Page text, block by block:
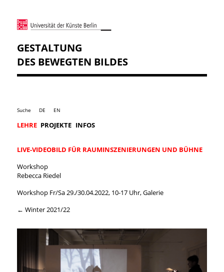
GESTALTUNG
DES BEWEGTEN BILDES
Suche DE EN
LEHRE PROJEKTE INFOS
LIVE-VIDEOBILD FÜR RAUMINSZENIERUNGEN UND BÜHNE
Workshop
Rebecca Riedel
Workshop Fr/Sa 29./30.04.2022, 10-17 Uhr, Galerie
← Winter 2021/22